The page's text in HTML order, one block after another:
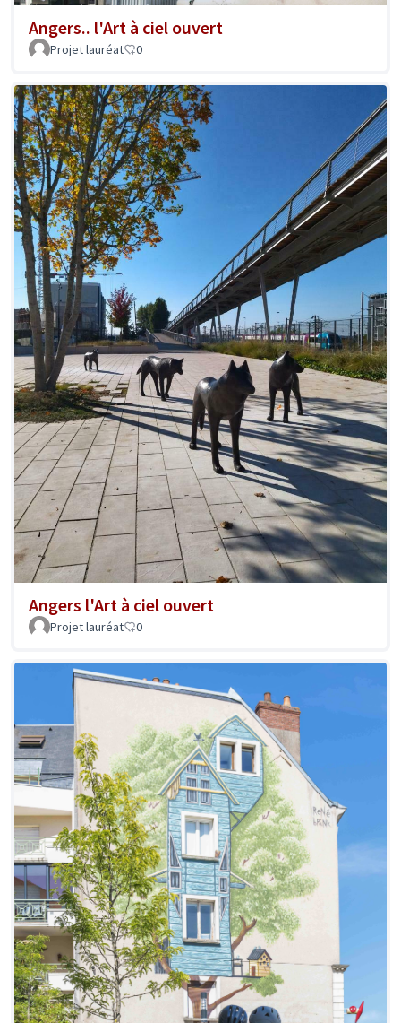
Angers.. l'Art à ciel ouvert
Projet lauréat 0
Angers l'Art à ciel ouvert
Projet lauréat 0